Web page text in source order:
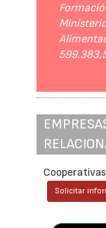
Solicitar